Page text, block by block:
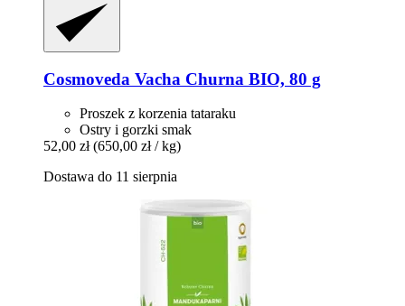
Cosmoveda Vacha Churna BIO, 80 g
Proszek z korzenia tataraku
Ostry i gorzki smak
52,00 zł (650,00 zł / kg)
Dostawa do 11 sierpnia